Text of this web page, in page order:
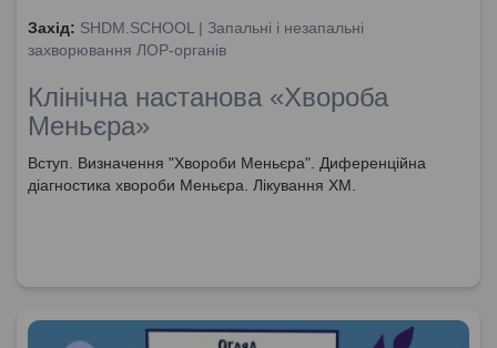
Захід: SHDM.SCHOOL | Запальні і незапальні
захворювання ЛОР-органів
Клінічна настанова «Хвороба
Меньєра»
Вступ. Визначення "Хвороби Меньєра". Диференційна
діагностика хвороби Меньєра. Лікування ХМ.